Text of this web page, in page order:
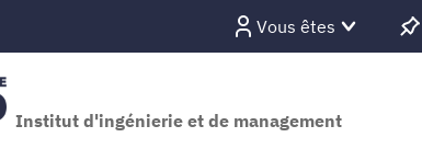
Vous êtes
Institut d'ingénierie et de management